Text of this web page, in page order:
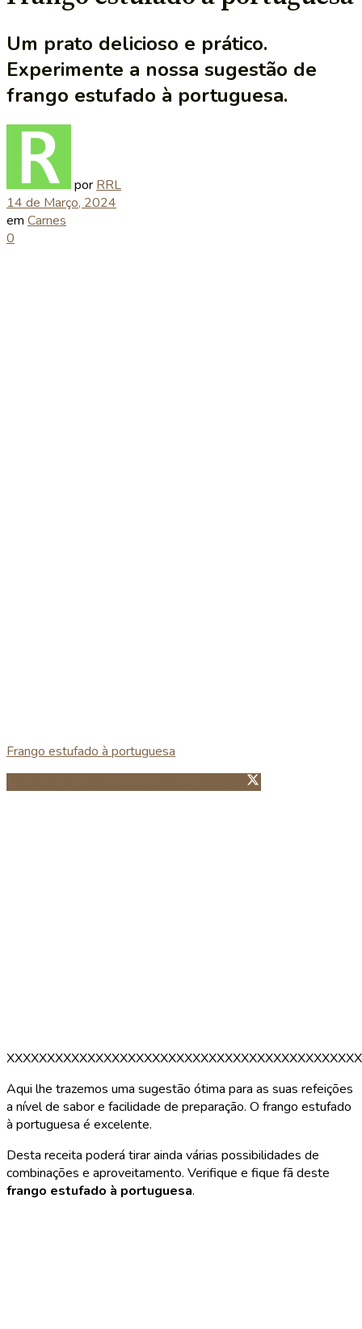
Um prato delicioso e prático.
Experimente a nossa sugestão de
frango estufado à portuguesa.
por RRL
14 de Março, 2024
em Carnes
0
Frango estufado à portuguesa
Guardar no Pinterest
Aqui lhe trazemos uma sugestão ótima para as suas refeições
a nível de sabor e facilidade de preparação. O frango estufado
à portuguesa é excelente.
Desta receita poderá tirar ainda várias possibilidades de
combinações e aproveitamento. Verifique e fique fã deste
frango estufado à portuguesa.